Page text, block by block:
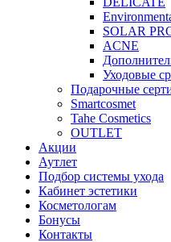
SOLAR
АCNE
Уходовые
Подарочные
Smartcosmet
Tahe Cosmetics
OUTLET
Акции
Аутлет
Подбор системы ухода
Кабинет эстетики
Косметологам
Бонусы
Контакты